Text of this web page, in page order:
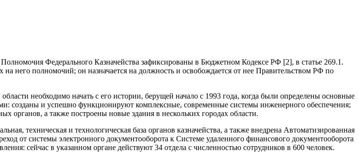
Полномочия Федерального Казначейства зафиксированы в Бюджетном Кодексе РФ [2], в статье 269.1.
него полномочий; он назначается на должность и освобождается от нее Правительством РФ по
необходимо начать с его истории, берущей начало с 1993 года, когда были определены основные
созданы и успешно функционируют комплексные, современные системы инженерного обеспечения;
органов, а также построены новые здания в нескольких городах области.
техническая и технологическая база органов казначейства, а также внедрена Автоматизированная
от системы электронного документооборота к Системе удаленного финансового документооборота
сейчас в указанном органе действуют 34 отдела с численностью сотрудников в 600 человек.